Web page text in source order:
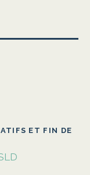
ET FIN DE